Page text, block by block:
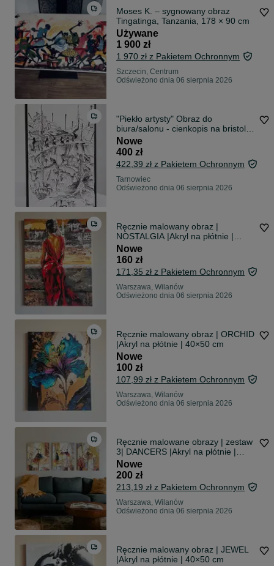
Moses K. – sygnowany obraz
Tingatinga, Tanzania, 178 × 90 cm
Używane
1 900 zł
1 970 zł z Pakietem Ochronnym
Szczecin, Centrum
Odświeżono dnia 06 sierpnia 2026
"Piekło artysty" Obraz do
biura/salonu - cienkopis na bristolu
[autorska]
Nowe
400 zł
422,39 zł z Pakietem Ochronnym
Tarnowiec
Odświeżono dnia 06 sierpnia 2026
Ręcznie malowany obraz |
NOSTALGIA |Akryl na płótnie |
50×65 cm
Nowe
160 zł
171,35 zł z Pakietem Ochronnym
Warszawa, Wilanów
Odświeżono dnia 06 sierpnia 2026
Ręcznie malowany obraz | ORCHID
|Akryl na płótnie | 40×50 cm
Nowe
100 zł
107,99 zł z Pakietem Ochronnym
Warszawa, Wilanów
Odświeżono dnia 06 sierpnia 2026
Ręcznie malowane obrazy | zestaw
3| DANCERS |Akryl na płótnie |
40×50 cm
Nowe
200 zł
213,19 zł z Pakietem Ochronnym
Warszawa, Wilanów
Odświeżono dnia 06 sierpnia 2026
Ręcznie malowany obraz | JEWEL
|Akryl na płótnie | 40×50 cm